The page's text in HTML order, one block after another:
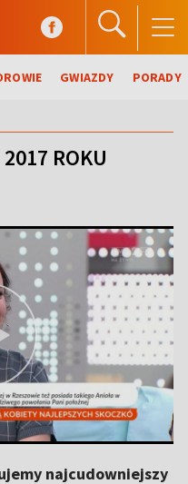
GWIAZDY PORADY
ROKU
najcudowniejszy